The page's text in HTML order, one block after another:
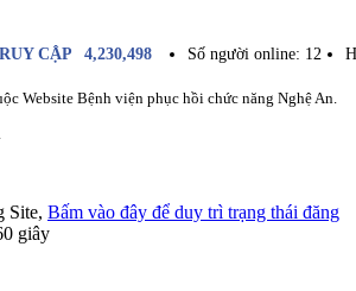
CẬP 4,230,498 Số người online: 12
Website Bệnh viện phục hồi chức năng Nghệ An.
Site, Bấm vào đây để duy trì trạng thái đăng
giây